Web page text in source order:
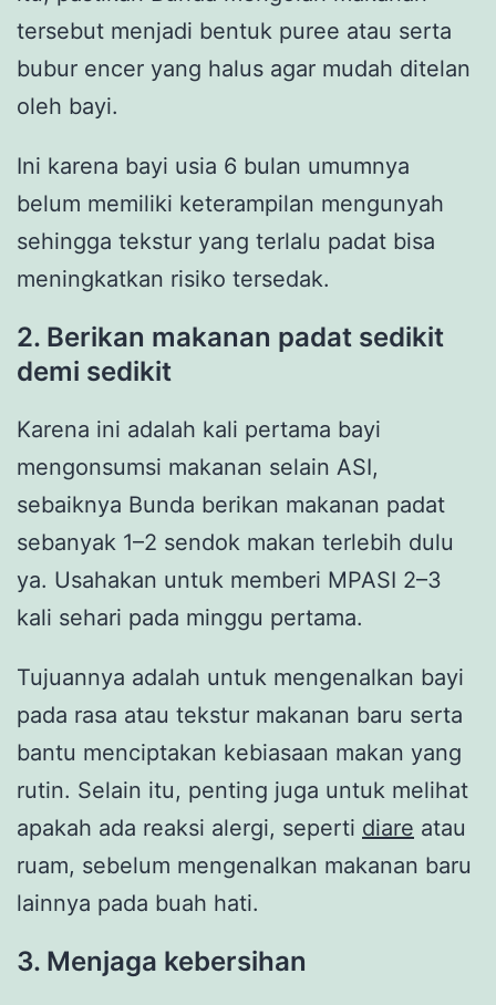
tersebut menjadi bentuk puree atau serta
bubur encer yang halus agar mudah ditelan
oleh bayi.
Ini karena bayi usia 6 bulan umumnya
belum memiliki keterampilan mengunyah
sehingga tekstur yang terlalu padat bisa
meningkatkan risiko tersedak.
2. Berikan makanan padat sedikit
demi sedikit
Karena ini adalah kali pertama bayi
mengonsumsi makanan selain ASI,
sebaiknya Bunda berikan makanan padat
sebanyak 1–2 sendok makan terlebih dulu
ya. Usahakan untuk memberi MPASI 2–3
kali sehari pada minggu pertama.
Tujuannya adalah untuk mengenalkan bayi
pada rasa atau tekstur makanan baru serta
bantu menciptakan kebiasaan makan yang
rutin. Selain itu, penting juga untuk melihat
apakah ada reaksi alergi, seperti diare atau
ruam, sebelum mengenalkan makanan baru
lainnya pada buah hati.
3. Menjaga kebersihan